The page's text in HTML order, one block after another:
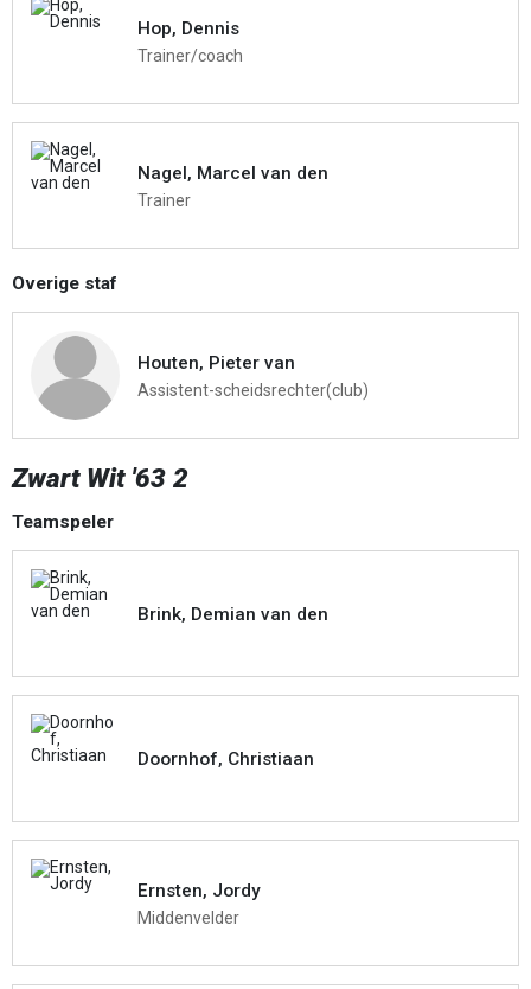
Hop, Dennis
Trainer/coach
Nagel, Marcel van den
Trainer
Overige staf
Houten, Pieter van
Assistent-scheidsrechter(club)
Zwart Wit '63 2
Teamspeler
Brink, Demian van den
Doornhof, Christiaan
Ernsten, Jordy
Middenvelder